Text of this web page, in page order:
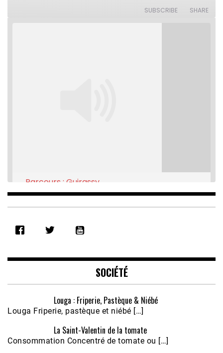
SUBSCRIBE SHARE
RSS FEED
EMBED
Parcours : Guirassy
Feb 16, 2021 • 28:08
SOCIÉTÉ
Louga : Friperie, Pastèque & Niébé
Louga Friperie, pastèque et niébé […]
La Saint-Valentin de la tomate
Consommation Concentré de tomate ou […]